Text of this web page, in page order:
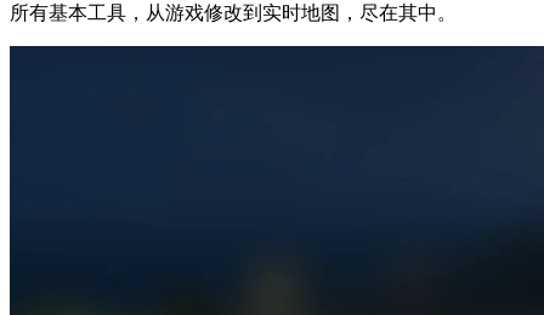
所有基本工具，从游戏修改到实时地图，尽在其中。